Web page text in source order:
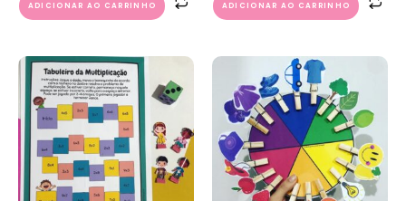
ADICIONAR AO CARRINHO ADICIONAR AO CARRINHO